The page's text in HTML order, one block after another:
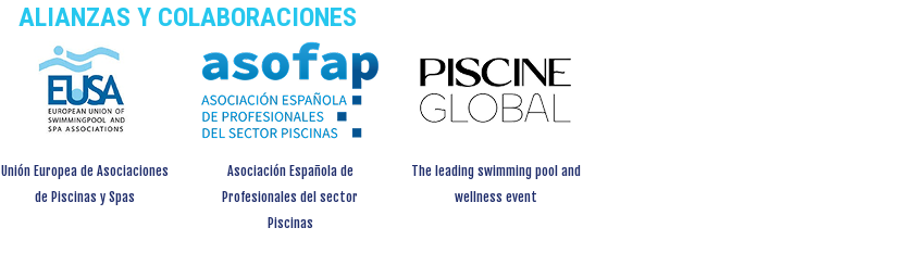
ALIANZAS Y COLABORACIONES
Unión Europea de Asociaciones
de Piscinas y Spas
Asociación Española de
Profesionales del sector
Piscinas
The leading swimming pool and
wellness event